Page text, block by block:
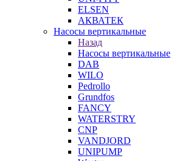
ELSEN
АКВАТЕК
Насосы вертикальные
Назад
Насосы вертикальные
DAB
WILO
Pedrollo
Grundfos
FANCY
WATERSTRY
CNP
VANDJORD
UNIPUMP